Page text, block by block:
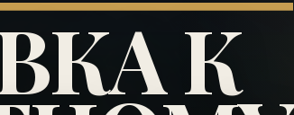
К